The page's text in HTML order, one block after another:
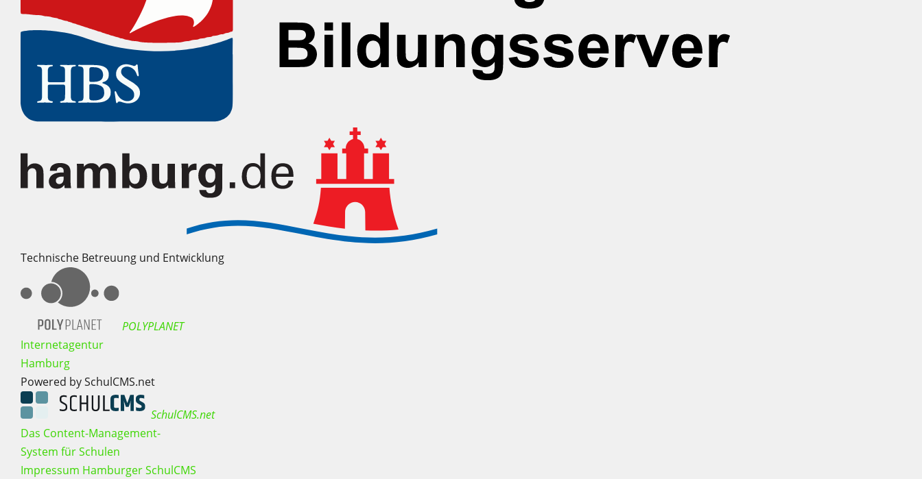
Technische Betreuung und Entwicklung
POLYPLANET
Internetagentur
Hamburg
Powered by SchulCMS.net
SchulCMS.net
Das Content-Management-
System für Schulen
Impressum Hamburger SchulCMS